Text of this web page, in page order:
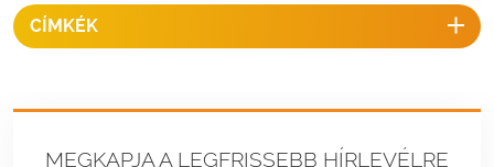
CÍMKÉK
MEGKAPJA A LEGFRISSEBB HÍRLEVÉLRE